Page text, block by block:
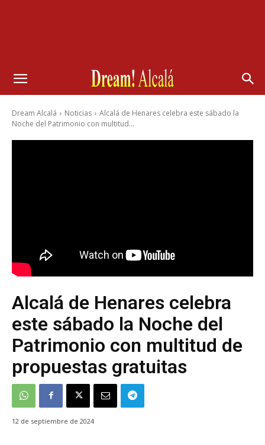
Dream Alcalá Noticias
Alcalá de Henares celebra este sábado la
Noche del Patrimonio con multitud...
Alcalá de Henares celebra
este sábado la Noche del
Patrimonio con multitud de
propuestas gratuitas
12 de septiembre de 2024